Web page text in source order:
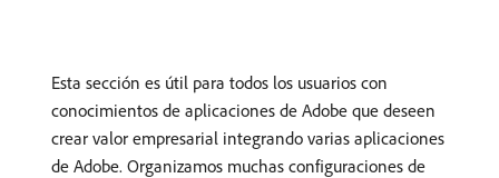
Esta sección es útil para todos los usuarios con
conocimientos de aplicaciones de Adobe que deseen
crear valor empresarial integrando varias aplicaciones
de Adobe. Organizamos muchas configuraciones de